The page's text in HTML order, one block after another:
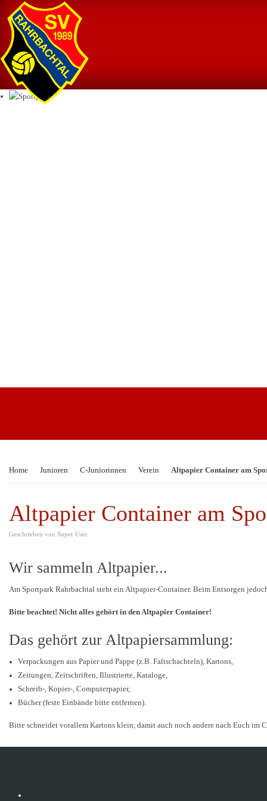
Home Junioren C-Juniorinnen Verein Altpapier Container am
Altpapier Container am
Geschrieben von Super User.
Wir sammeln Altpapier...
Am Sportpark Rahrbachtal steht ein Altpapier-Container. Beim Entsorgen
Bitte beachtet! Nicht alles gehört in den Altpapier Container!
Das gehört zur Altpapiersammlung:
Verpackungen aus Papier und Pappe (z.B. Faltschachteln), Kartons,
Zeitungen, Zeitschriften, Illustrierte, Kataloge,
Schreib-, Kopier-, Computerpapier,
Bücher (feste Einbände bitte entfernen).
Bitte schneidet vorallem Kartons klein, damit auch noch andere nach Euch im